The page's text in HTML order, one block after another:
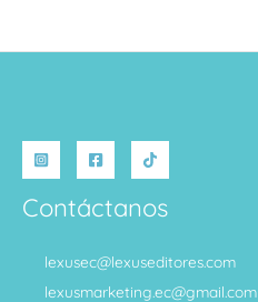
Contáctanos
lexusec@lexuseditores.com
lexusmarketing.ec@gmail.com